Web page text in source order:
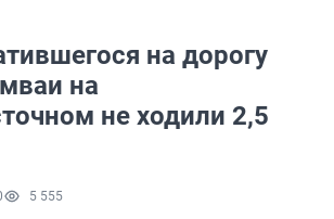
на дорогу
на
не ходили 2,5
5 555